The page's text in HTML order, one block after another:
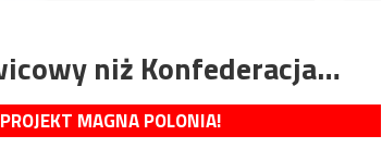
niż Konfederacja…
MAGNA POLONIA!